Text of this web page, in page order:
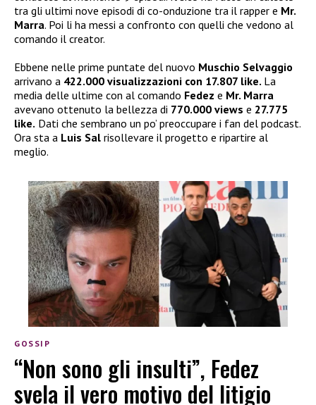
tra gli ultimi nove episodi di co-onduzione tra il rapper e Mr.
Marra. Poi li ha messi a confronto con quelli che vedono al
comando il creator.
Ebbene nelle prime puntate del nuovo Muschio Selvaggio
arrivano a 422.000 visualizzazioni con 17.807 like. La
media delle ultime con al comando Fedez e Mr. Marra
avevano ottenuto la bellezza di 770.000 views e 27.775
like. Dati che sembrano un po’ preoccupare i fan del podcast.
Ora sta a Luis Sal risollevare il progetto e ripartire al
meglio.
GOSSIP
“Non sono gli insulti”, Fedez
svela il vero motivo del litigio